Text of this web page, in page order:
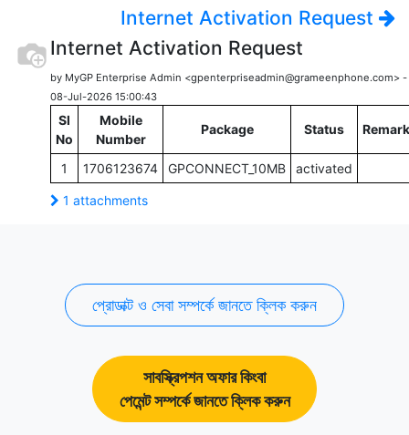
Internet Activation Request
Internet Activation Request
by MyGP Enterprise Admin <gpenterpriseadmin@grameenphone.com> -
08-Jul-2026 15:00:43
Sl
No
Mobile
Number
Package Status
1 1706123674 GPCONNECT_10MB activated
1 attachments
প্রোডাক্ট ও সেবা সম্পর্কে জানতে ক্লিক করুন
সাবস্ক্রিপশন অফার কিংবা
পেমেন্ট সম্পর্কে জানতে ক্লিক করুন